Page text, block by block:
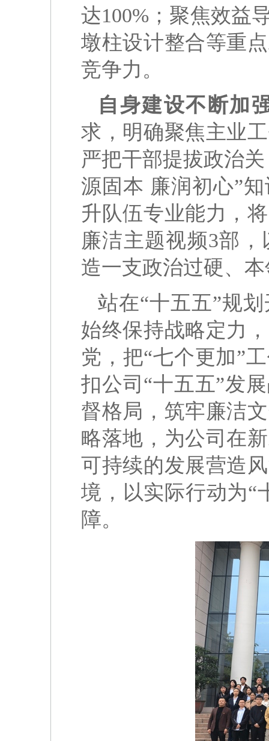
达100%；聚焦效益
墩柱设计整合等重
竞争力。
自身建设不断加
求，明确聚焦主业
严把干部提拔政治
源固本 廉润初心”
升队伍专业能力，
廉洁主题视频3部
造一支政治过硬、
站在“十五五”规
始终保持战略定力
党，把“七个更加”
扣公司“十五五”发
督格局，筑牢廉洁
略落地，为公司在
可持续的发展营造
境，以实际行动为“
障。